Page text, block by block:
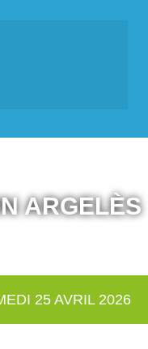
ARGELÈS
25 AVRIL 2026